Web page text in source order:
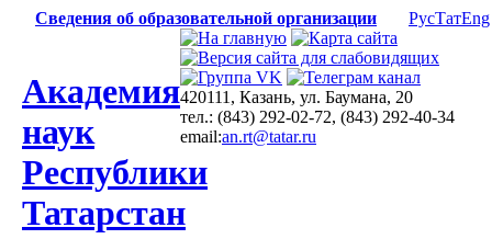
Сведения об образовательной организации РусТатEng
Академия
наук
Республики
Татарстан
420111, Казань, ул. Баумана, 20
тел.: (843) 292-02-72, (843) 292-40-34
email:an.rt@tatar.ru